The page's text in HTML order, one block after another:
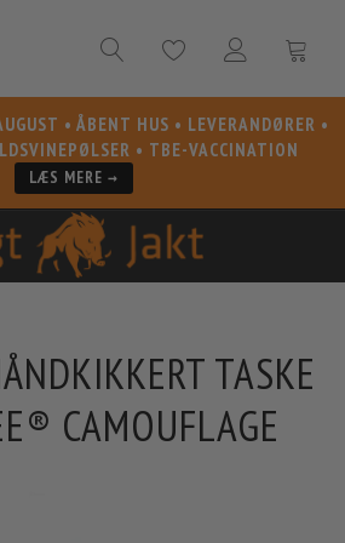
• ÅBENT HUS • LEVERANDØRER •
• TBE-VACCINATION
LÆS MERE →
TASKE
CAMOUFLAGE